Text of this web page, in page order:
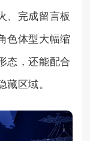
、完成留言板
色体型大幅缩
态，还能配合
藏区域。